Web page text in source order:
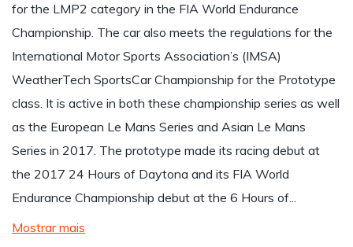
for the LMP2 category in the FIA World Endurance
Championship. The car also meets the regulations for the
International Motor Sports Association’s (IMSA)
WeatherTech SportsCar Championship for the Prototype
class. It is active in both these championship series as well
as the European Le Mans Series and Asian Le Mans
Series in 2017. The prototype made its racing debut at
the 2017 24 Hours of Daytona and its FIA World
Endurance Championship debut at the 6 Hours of...
Mostrar mais